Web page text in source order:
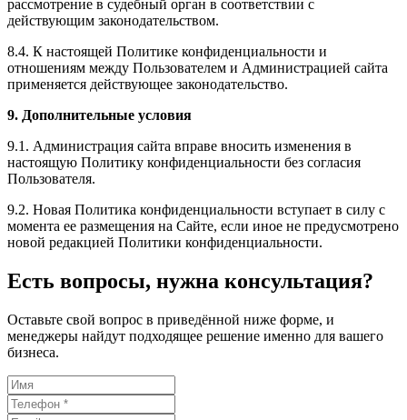
рассмотрение в судебный орган в соответствии с
действующим законодательством.
8.4. К настоящей Политике конфиденциальности и
отношениям между Пользователем и Администрацией сайта
применяется действующее законодательство.
9. Дополнительные условия
9.1. Администрация сайта вправе вносить изменения в
настоящую Политику конфиденциальности без согласия
Пользователя.
9.2. Новая Политика конфиденциальности вступает в силу с
момента ее размещения на Сайте, если иное не предусмотрено
новой редакцией Политики конфиденциальности.
Есть вопросы, нужна консультация?
Оставьте свой вопрос в приведённой ниже форме, и
менеджеры найдут подходящее решение именно для вашего
бизнеса.